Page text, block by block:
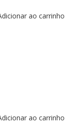
ao carrinho
ao carrinho